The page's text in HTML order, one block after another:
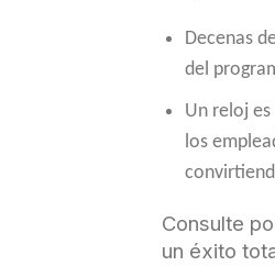
Decenas
del
Un reloj
los
Consulte
un éxito